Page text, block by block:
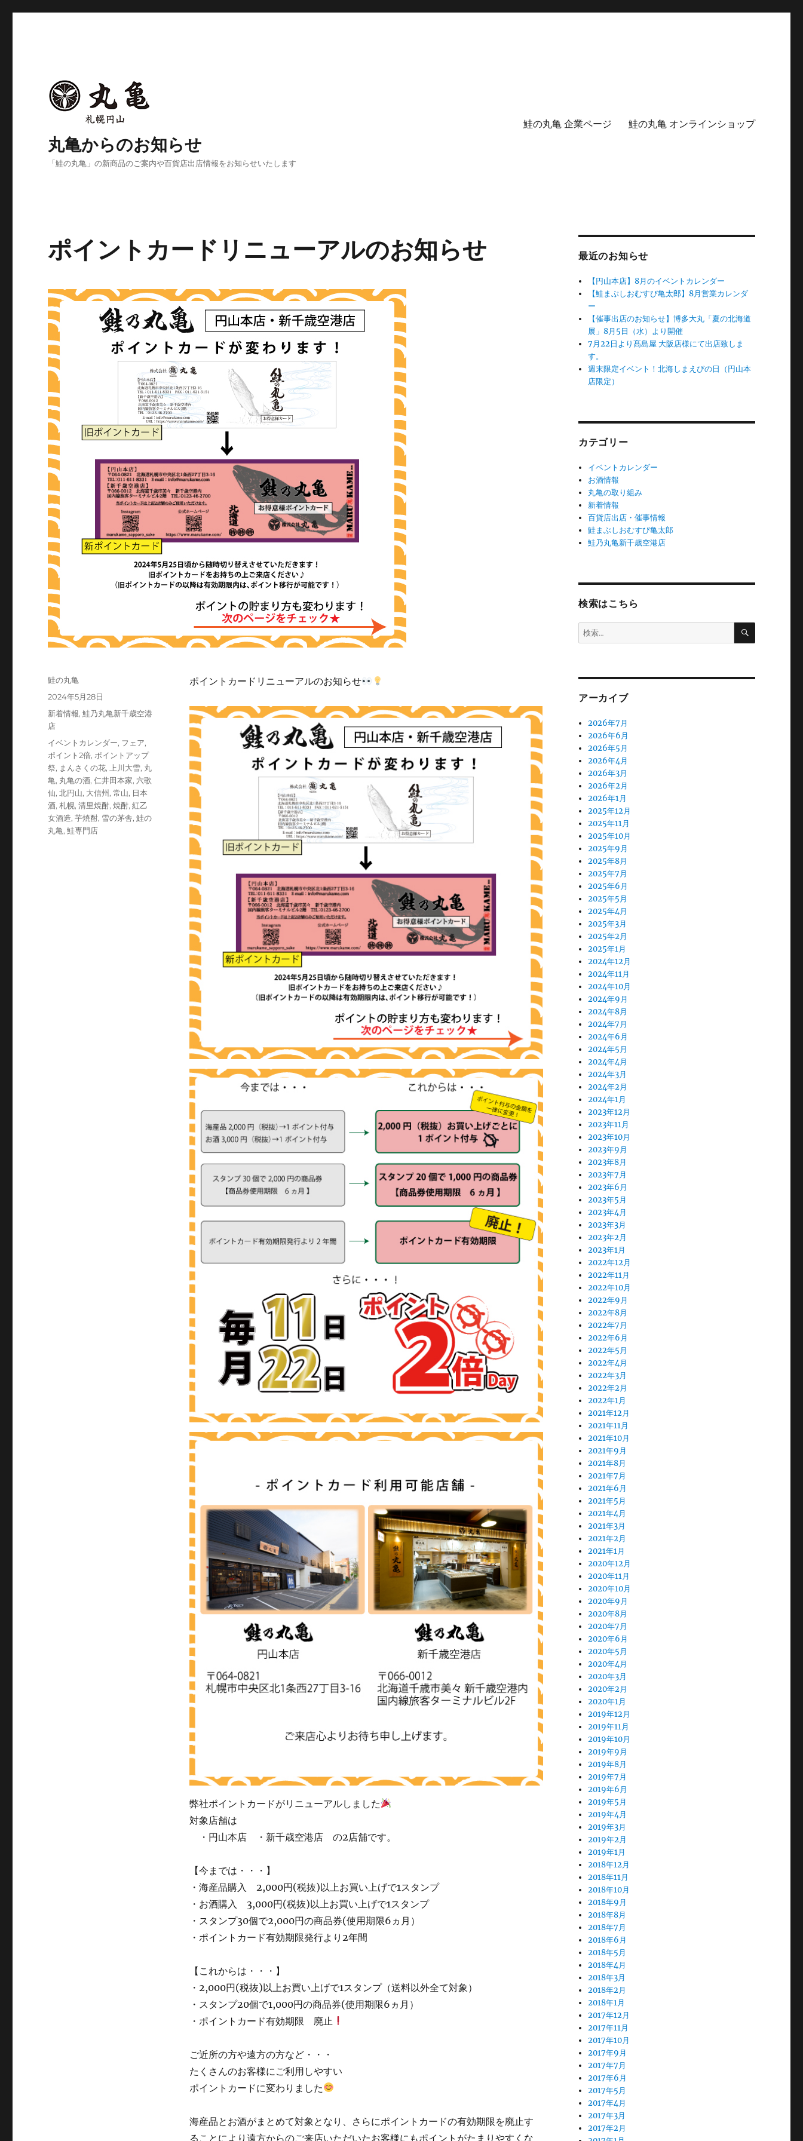
丸亀からのお知らせ
「鮭の丸亀」の新商品のご案内や百貨店出店情報をお知らせいたします
鮭の丸亀 企業ページ 鮭の丸亀 オンラインショップ
ポイントカードリニューアルのお知らせ
ポイントカードリニューアルのお知らせ
弊社ポイントカードがリニューアルしました
対象店舗は
・円山本店 ・新千歳空港店 の2店舗です。
【今までは・・・】
・海産品購入 2,000円(税抜)以上お買い上げで1スタンプ
・お酒購入 3,000円(税抜)以上お買い上げで1スタンプ
・スタンプ30個で2,000円の商品券(使用期限6ヵ月）
・ポイントカード有効期限発行より2年間
【これからは・・・】
・2,000円(税抜)以上お買い上げで1スタンプ（送料以外全て対象）
・スタンプ20個で1,000円の商品券(使用期限6ヵ月）
・ポイントカード有効期限 廃止
ご近所の方や遠方の方など・・・
たくさんのお客様にご利用しやすい
ポイントカードに変わりました
海産品とお酒がまとめて対象となり、さらにポイントカードの有効期限を廃止す
ることにより遠方からのご来店いただいたお客様にもポイントがたまりやすくな
投
鮭の丸亀
投
稿
日:
2024年5月28日
カ
テ
ゴ
リ
ー
新着情報,鮭乃丸亀新千歳空港
店
タ
グ
イベントカレンダー, フェア,
ポイント2倍, ポイントアップ
祭, まんさくの花, 上川大雪, 丸
亀, 丸亀の酒,仁井田本家, 六歌
仙,北円山, 大信州 ,常山, 日本
酒,札幌,清里焼酎,焼酎,紅乙
女酒造,芋焼酎, 雪の茅舎,鮭の
丸亀,鮭専門店
最近のお知らせ
【円山本店】8月のイベントカレンダー
【鮭まぶしおむすび亀太郎】8月営業カレンダ
ー
【催事出店のお知らせ】博多大丸「夏の北海道
展」8月5日（水）より開催
7月22日より髙島屋 大阪店様にて出店致しま
す。
週末限定イベント！北海しまえびの日（円山本
店限定）
カテゴリー
イベントカレンダー
お酒情報
丸亀の取り組み
新着情報
百貨店出店・催事情報
鮭まぶしおむすび亀太郎
鮭乃丸亀新千歳空港店
検索はこちら
検
索:
検
アーカイブ
2026年7月
2026年6月
2026年5月
2026年4月
2026年3月
2026年2月
2026年1月
2025年12月
2025年11月
2025年10月
2025年9月
2025年8月
2025年7月
2025年6月
2025年5月
2025年4月
2025年3月
2025年2月
2025年1月
2024年12月
2024年11月
2024年10月
2024年9月
2024年8月
2024年7月
2024年6月
2024年5月
2024年4月
2024年3月
2024年2月
2024年1月
2023年12月
2023年11月
2023年10月
2023年9月
2023年8月
2023年7月
2023年6月
2023年5月
2023年4月
2023年3月
2023年2月
2023年1月
2022年12月
2022年11月
2022年10月
2022年9月
2022年8月
2022年7月
2022年6月
2022年5月
2022年4月
2022年3月
2022年2月
2022年1月
2021年12月
2021年11月
2021年10月
2021年9月
2021年8月
2021年7月
2021年6月
2021年5月
2021年4月
2021年3月
2021年2月
2021年1月
2020年12月
2020年11月
2020年10月
2020年9月
2020年8月
2020年7月
2020年6月
2020年5月
2020年4月
2020年3月
2020年2月
2020年1月
2019年12月
2019年11月
2019年10月
2019年9月
2019年8月
2019年7月
2019年6月
2019年5月
2019年4月
2019年3月
2019年2月
2019年1月
2018年12月
2018年11月
2018年10月
2018年9月
2018年8月
2018年7月
2018年6月
2018年5月
2018年4月
2018年3月
2018年2月
2018年1月
2017年12月
2017年11月
2017年10月
2017年9月
2017年7月
2017年6月
2017年5月
2017年4月
2017年3月
2017年2月